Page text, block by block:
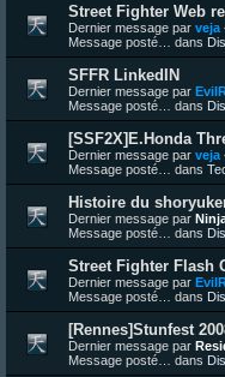
Street Fighter Web
Dernier message par veja
Message posté… dans
SFFR LinkedIN
Dernier message par
Message posté… dans
[SSF2X]E.Honda
Dernier message par veja
Message posté… dans
Histoire du
Dernier message par
Message posté… dans
Street Fighter Flash
Dernier message par
Message posté… dans
[Rennes]Stunfest
Dernier message par
Message posté… dans